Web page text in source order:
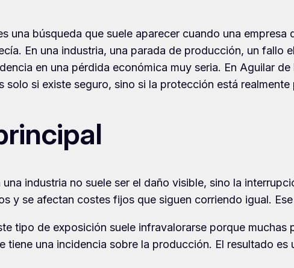
una búsqueda que suele aparecer cuando una
En una industria, una parada de producción, un fallo
en una pérdida económica muy seria. En Aguilar
solo si existe seguro, sino si la protección está
industria no suele ser el daño visible, sino la
y se afectan costes fijos que siguen corriendo igual.
tipo de exposición suele infravalorarse porque
tiene una incidencia sobre la producción. El resultado